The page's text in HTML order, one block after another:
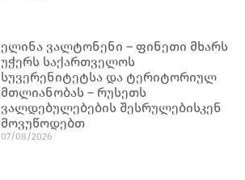
ელინა ვალტონენი – ფინეთი მხარს
უჭერს საქართველოს
სუვერენიტეტსა და ტერიტორიულ
მთლიანობას – რუსეთს
ვალდებულებების შესრულებისკენ
მოვუწოდებთ
07/08/2026